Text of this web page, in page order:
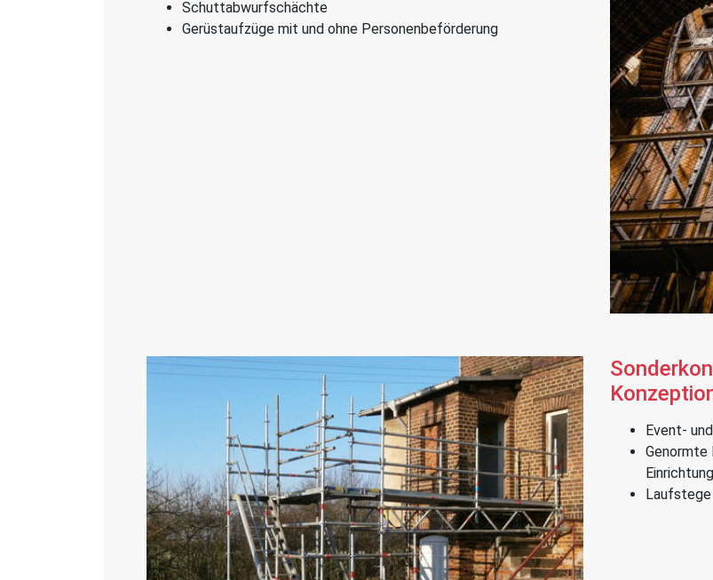
Schuttabwurfschächte
Gerüstaufzüge mit und ohne Personenbeförderung
Event-